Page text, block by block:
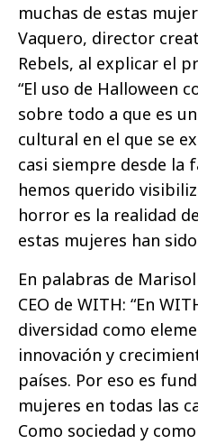
muchas de estas
Vaquero, director
Rebels, al explicar el
“El uso de Halloween
sobre todo a que es
cultural en el que se
casi siempre desde la
hemos querido
horror es la realidad
estas mujeres han
En palabras de
CEO de WITH: “En
diversidad como
innovación y
países. Por eso es
mujeres en todas las
Como sociedad y